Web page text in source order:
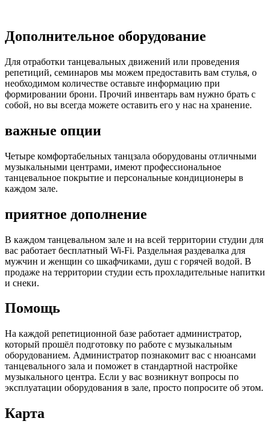
Дополнительное оборудование
Для отработки танцевальных движений или проведения
репетиций, семинаров мы можем предоставить вам стулья, о
необходимом количестве оставьте информацию при
формировании брони. Прочий инвентарь вам нужно брать с
собой, но вы всегда можете оставить его у нас на хранение.
важные опции
Четыре комфортабельных танцзала оборудованы отличными
музыкальными центрами, имеют профессиональное
танцевальное покрытие и персональные кондиционеры в
каждом зале.
приятное дополнение
В каждом танцевальном зале и на всей территории студии для
вас работает бесплатный Wi-Fi. Раздельная раздевалка для
мужчин и женщин со шкафчиками, душ с горячей водой. В
продаже на территории студии есть прохладительные напитки
и снеки.
Помощь
На каждой репетиционной базе работает администратор,
который прошёл подготовку по работе с музыкальным
оборудованием. Администратор познакомит вас с нюансами
танцевального зала и поможет в стандартной настройке
музыкального центра. Если у вас возникнут вопросы по
эксплуатации оборудования в зале, просто попросите об этом.
Карта